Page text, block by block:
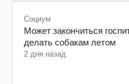
Социум
Может закончиться
делать собакам летом
2 дня назад